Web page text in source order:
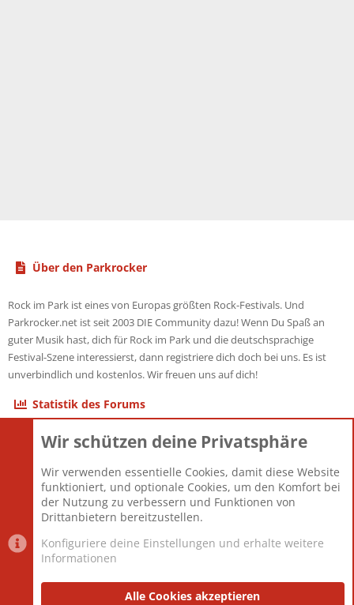
Über den Parkrocker
Rock im Park ist eines von Europas größten Rock-Festivals. Und
Parkrocker.net ist seit 2003 DIE Community dazu! Wenn Du Spaß an
guter Musik hast, dich für Rock im Park und die deutschsprachige
Festival-Szene interessierst, dann registriere dich doch bei uns. Es ist
unverbindlich und kostenlos. Wir freuen uns auf dich!
Statistik des Forums
Themen
Mitglieder
12.427
Neuestes Mitglied
Berlin
Datenschutzerklärung Impressum
Wir schützen deine Privatsphäre
Wir verwenden essentielle Cookies, damit diese Website
funktioniert, und optionale Cookies, um den Komfort bei
der Nutzung zu verbessern und Funktionen von
Drittanbietern bereitzustellen.
Konfiguriere deine Einstellungen und erhalte weitere
Informationen
Alle Cookies akzeptieren